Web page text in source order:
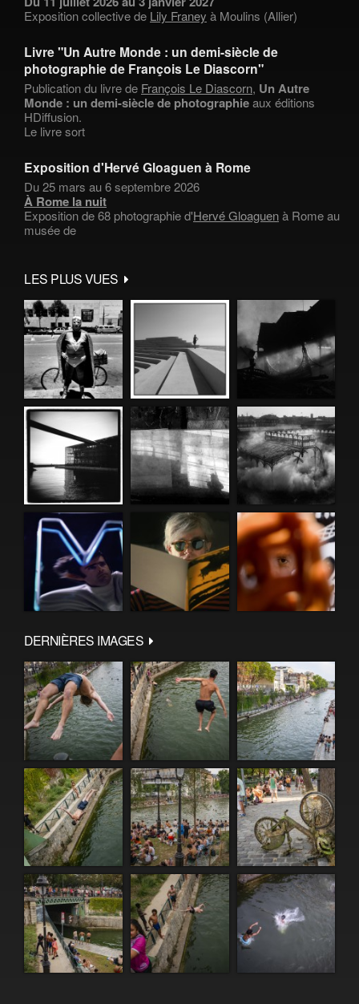
Exposition collective de Lily Franey à Moulins (Allier)
Livre "Un Autre Monde : un demi-siècle de
photographie de François Le Diascorn"
Publication du livre de François Le Diascorn, Un Autre
Monde : un demi-siècle de photographieaux éditions
HDiffusion.
Le livre sort
Exposition d'Hervé Gloaguen à Rome
Du 25 mars au 6 septembre 2026
À Rome la nuit
Exposition de 68 photographie d'Hervé Gloaguenà Rome au
musée de
LES PLUS VUES
DERNIÈRES IMAGES